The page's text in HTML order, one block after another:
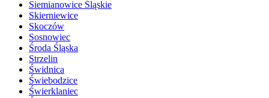
Siemianowice Śląskie
Skierniewice
Skoczów
Sosnowiec
Środa Śląska
Strzelin
Świdnica
Świebodzice
Świerklaniec